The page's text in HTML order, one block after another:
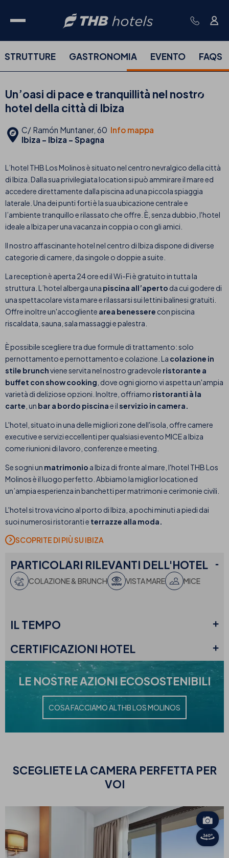
STRUTTURE GASTRONOMIA EVENTO FAQS
Un’oasi di pace e tranquillità nel nostro
hotel della città di Ibiza
C/ Ramón Muntaner, 60 Info mappa
Ibiza - Ibiza - Spagna
L’hotel THB Los Molinos è situato nel centro nevralgico della città
di Ibiza. Dalla sua privilegiata location si può ammirare il mare ed
accedere direttamente dalla piscina ad una piccola spiaggia
laterale. Una dei punti forti è la sua ubicazione centrale e
l’ambiente tranquillo e rilassato che offre. È, senza dubbio, l'hotel
ideale a Ibiza per una vacanza in coppia o con gli amici.
Il nostro affascinante hotel nel centro di Ibiza dispone di diverse
categorie di camere, da singole o doppie a suite.
La reception è aperta 24 ore ed il Wi-Fi è gratuito in tutta la
struttura. L’hotel alberga una piscina all’aperto da cui godere di
una spettacolare vista mare e rilassarsi sui lettini balinesi gratuiti.
Offre inoltre un'accogliente area benessere con piscina
riscaldata, sauna, sala massaggi e palestra.
È possibile scegliere tra due formule di trattamento: solo
pernottamento e pernottamento e colazione. La colazione in
stile brunchviene servita nel nostro gradevole ristorante a
buffet con show cooking , dove ogni giorno vi aspetta un'ampia
varietà di deliziose opzioni. Inoltre, offriamo ristoranti à la
carte , un bar a bordo piscinae il servizio in camera.
L'hotel, situato in una delle migliori zone dell'isola, offre camere
executive e servizi eccellenti per qualsiasi evento MICE a Ibiza
come riunioni di lavoro, conferenze e meeting.
Se sogni un matrimonio a Ibiza di fronte al mare, l'hotel THB Los
Molinos è il luogo perfetto. Abbiamo la miglior location ed
un’ampia esperienza in banchetti per matrimoni e cerimonie civili.
L'hotel si trova vicino al porto di Ibiza, a pochi minuti a piedi dai
suoi numerosi ristoranti e terrazze alla moda.
SCOPRITE DI PIÙ SU IBIZA
PARTICOLARI RILEVANTI DELL'HOTEL
COLAZIONE & BRUNCH VISTA MARE MICE
ILTEMPO
CERTIFICAZIONI HOTEL
LE NOSTREAZIONI ECOSOSTENIBILI
COSA FACCIAMO ALTHB LOS MOLINOS
SCEGLIETE LA CAMERA PERFETTA PER
VOI